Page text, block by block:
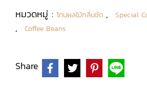
หมวดหมู่ : โทนผลไม้กลิ่นชัด , Special
, Coffee Beans
Share